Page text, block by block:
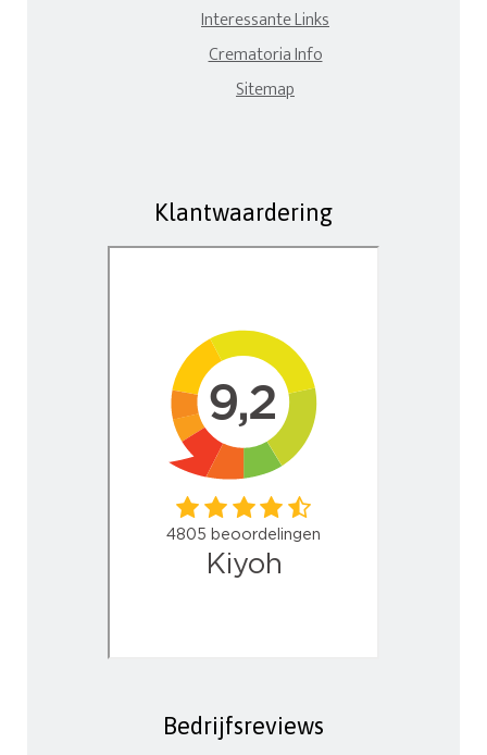
Interessante Links
Crematoria Info
Sitemap
Klantwaardering
Bedrijfsreviews